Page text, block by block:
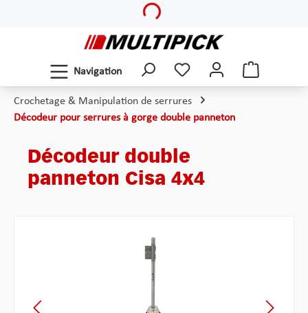
Navigation
Crochetage & Manipulation de serrures
Décodeur pour serrures à gorge double panneton
Décodeur double
panneton Cisa 4x4